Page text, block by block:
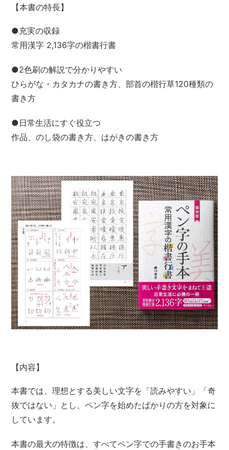
【本書の特長】
●充実の収録
常用漢字 2,136字の楷書行書
●2色刷の解説で分かりやすい
ひらがな・カタカナの書き方、部首の楷行草120種類の
書き方
●日常生活にすぐ役立つ
作品、のし袋の書き方、はがきの書き方
【内容】
本書では、理想とする美しい文字を「読みやすい」「奇
抜ではない」とし、ペン字を始めたばかりの方を対象に
しています。
本書の最大の特徴は、すべてペン字での手書きのお手本